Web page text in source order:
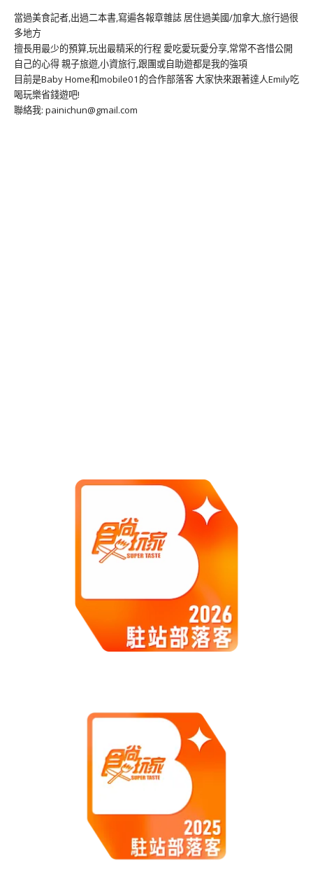
當過美食記者,出過二本書,寫遍各報章雜誌 居住過美國/加拿大,旅行過很
多地方
擅長用最少的預算,玩出最精采的行程 愛吃愛玩愛分享,常常不吝惜公開
自己的心得 親子旅遊,小資旅行,跟團或自助遊都是我的強項
目前是Baby Home和mobile01的合作部落客 大家快來跟著達人Emily吃
喝玩樂省錢遊吧!
聯絡我: painichun@gmail.com